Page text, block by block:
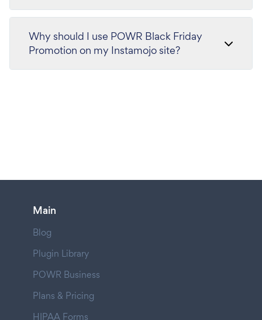
Why should I use POWR Black Friday
Promotion on my Instamojo site?
Main
Blog
Plugin Library
POWR Business
Plans & Pricing
HIPAA Forms